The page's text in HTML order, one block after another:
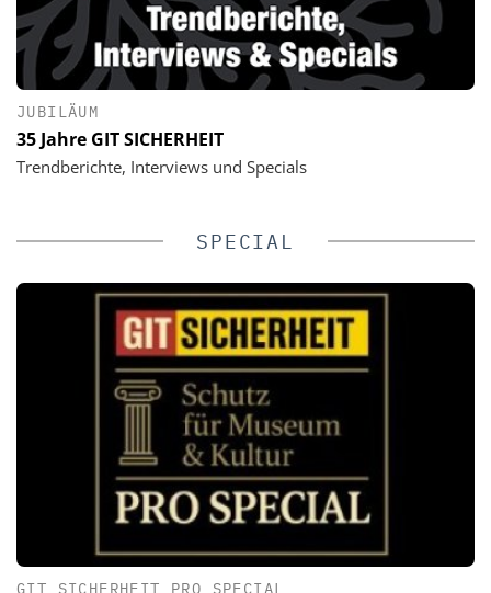
JUBILÄUM
35 Jahre GIT SICHERHEIT
Trendberichte, Interviews und Specials
SPECIAL
GIT SICHERHEIT PRO SPECIAL